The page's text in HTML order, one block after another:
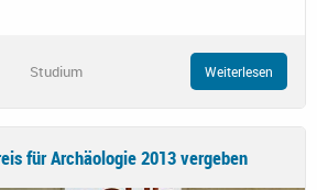
Studium Weiterlesen
für Archäologie 2013 vergeben